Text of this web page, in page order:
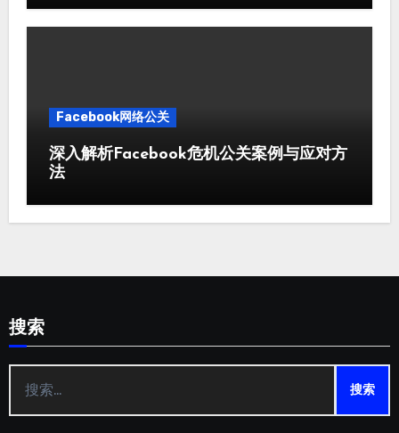
Facebook网络公关
深入解析Facebook危机公关案例与应对方
法
搜索
索：